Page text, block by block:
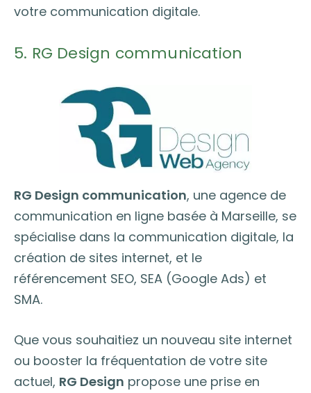
votre communication digitale.
5. RG Design communication
RG Design communication, une agence de
communication en ligne basée à Marseille, se
spécialise dans la communication digitale, la
création de sites internet, et le
référencement SEO, SEA (Google Ads) et
SMA.
Que vous souhaitiez un nouveau site internet
ou booster la fréquentation de votre site
actuel, RG Design propose une prise en